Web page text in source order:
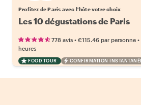
Profitez de Paris avec l'hôte votre choix
Les 10 dégustations de Paris
778 avis • €115.46 par personne •
heures
FOOD TOUR CONFIRMATION